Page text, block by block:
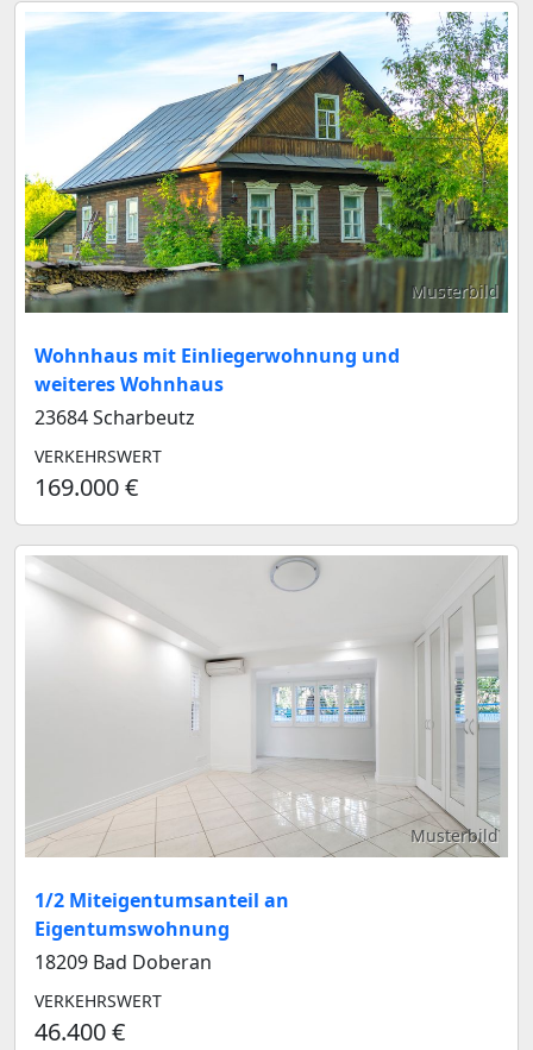
Musterbild
Wohnhaus mit Einliegerwohnung und
weiteres Wohnhaus
23684 Scharbeutz
VERKEHRSWERT
169.000 €
Musterbild
1/2 Miteigentumsanteil an
Eigentumswohnung
18209 Bad Doberan
VERKEHRSWERT
46.400 €